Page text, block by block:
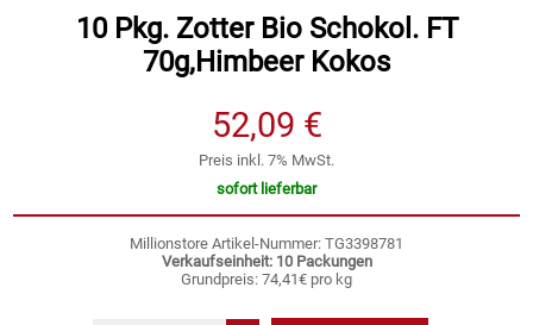
Zubehör
Cateringzubehör
Convenience Obst & Gemüse
Einwegartikel / Trinkhalme
10 Pkg. Zotter Bio Schokol. FT
70g,Himbeer Kokos
52,09 €
Preis inkl. 7% MwSt.
sofort lieferbar
Millionstore Artikel-Nummer: TG3398781
Verkaufseinheit: 10 Packungen
Grundpreis: 74,41€ pro kg